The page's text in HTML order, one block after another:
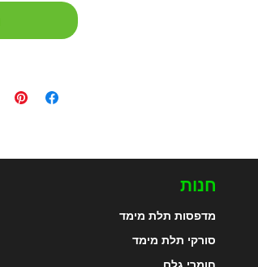
חנות
מדפסות תלת מימד
סורקי תלת מימד
חומרי גלם